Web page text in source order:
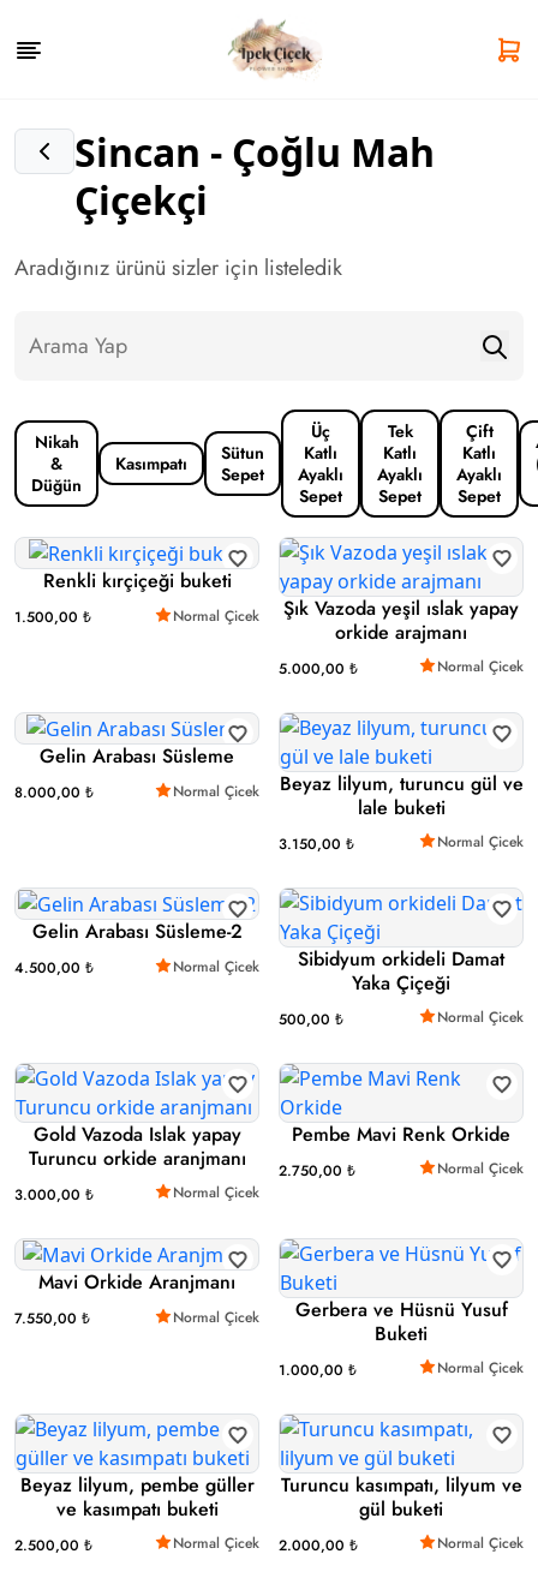
Sincan - Çoğlu Mah
Çiçekçi
Aradığınız ürünü sizler için listeledik
Nikah
&
Düğün
Kasımpatı
Sütun
Sepet
Üç
Katlı
Ayaklı
Sepet
Tek
Katlı
Ayaklı
Sepet
Çift
Katlı
Ayaklı
Sepet
Renkli kırçiçeği buketi
1.500,00 ₺ Normal Çicek
Şık Vazoda yeşil ıslak yapay
orkide arajmanı
5.000,00 ₺ Normal Çicek
Gelin Arabası Süsleme
8.000,00 ₺ Normal Çicek
Beyaz lilyum, turuncu gül ve
lale buketi
3.150,00 ₺ Normal Çicek
Gelin Arabası Süsleme-2
4.500,00 ₺ Normal Çicek
Sibidyum orkideli Damat
Yaka Çiçeği
500,00 ₺ Normal Çicek
Gold Vazoda Islak yapay
Turuncu orkide aranjmanı
3.000,00 ₺ Normal Çicek
Pembe Mavi Renk Orkide
2.750,00 ₺ Normal Çicek
Mavi Orkide Aranjmanı
7.550,00 ₺ Normal Çicek
Gerbera ve Hüsnü Yusuf
Buketi
1.000,00 ₺ Normal Çicek
Beyaz lilyum, pembe güller
ve kasımpatı buketi
2.500,00 ₺ Normal Çicek
Turuncu kasımpatı, lilyum ve
gül buketi
2.000,00 ₺ Normal Çicek